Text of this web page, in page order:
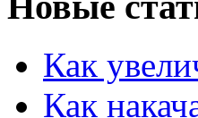
Как
Как